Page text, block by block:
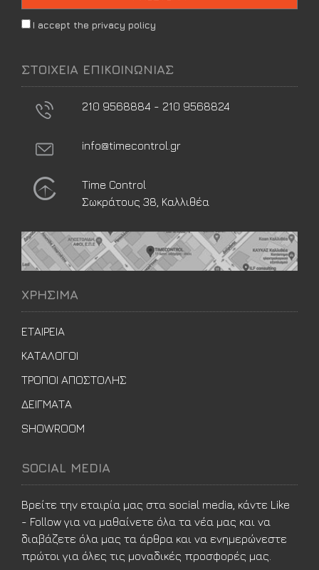
I accept the privacy policy
ΣΤΟΙΧΕΙΑ ΕΠΙΚΟΙΝΩΝΙΑΣ
210 9568884 - 210 9568824
info@timecontrol.gr
Time Control
Σωκράτους 38, Καλλιθέα
ΧΡΗΣΙΜΑ
ΕΤΑΙΡΕΙΑ
ΚΑΤΑΛΟΓΟΙ
ΤΡΟΠΟΙ ΑΠΟΣΤΟΛΗΣ
ΔΕΙΓΜΑΤΑ
SHOWROOM
SOCIAL MEDIA
Βρείτε την εταιρία μας στα social media, κάντε Like
- Follow για να μαθαίνετε όλα τα νέα μας και να
διαβάζετε όλα μας τα άρθρα και να ενημερώνεστε
πρώτοι για όλες τις μοναδικές προσφορές μας.